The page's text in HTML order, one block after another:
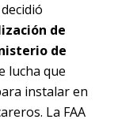
de
de
lucha que
instalar en
La FAA